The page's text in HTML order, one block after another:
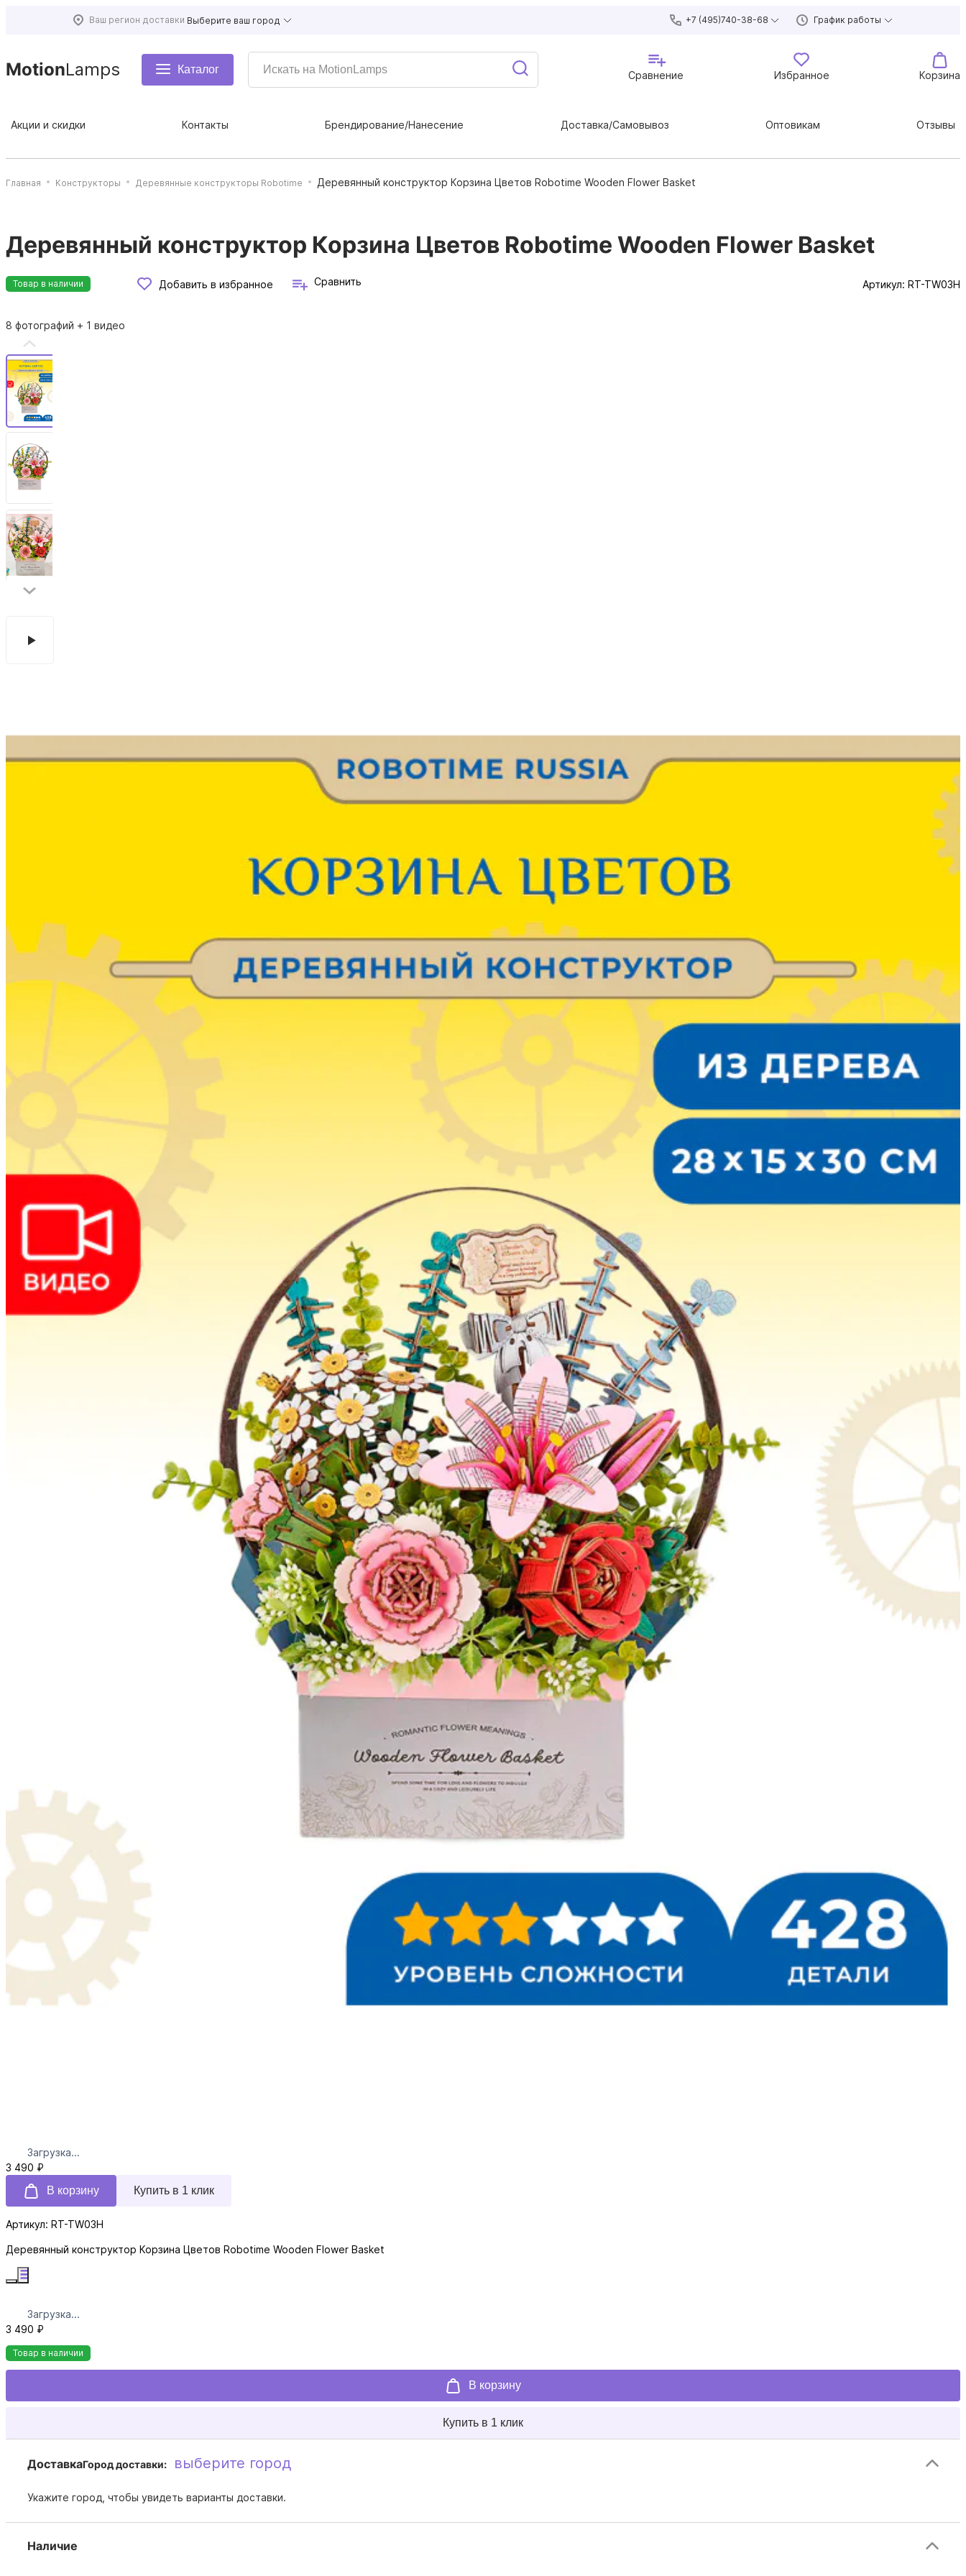
Ваш регион доставки Выберите ваш город +7 (495)740-38-68 График работы
MotionLamps Каталог Сравнение Избранное Корзина
Акции и скидки Контакты Брендирование/Нанесение Доставка/Самовывоз Оптовикам Отзывы
Главная Конструкторы Деревянные конструкторы Robotime Деревянный конструктор Корзина Цветов Robotime Wooden Flower Basket
Деревянный конструктор Корзина Цветов Robotime Wooden Flower Basket
Товар в наличии Добавить в избранное Сравнить Артикул: RT-TW03H
8 фотографий + 1 видео
Загрузка...
3 490 ₽
В корзину
Купить в 1 клик
Артикул: RT-TW03H
Деревянный конструктор Корзина Цветов Robotime Wooden Flower Basket
Загрузка...
3 490 ₽
Товар в наличии
В корзину
Купить в 1 клик
ДоставкаГород доставки: выберите город
Укажите город, чтобы увидеть варианты доставки.
Наличие